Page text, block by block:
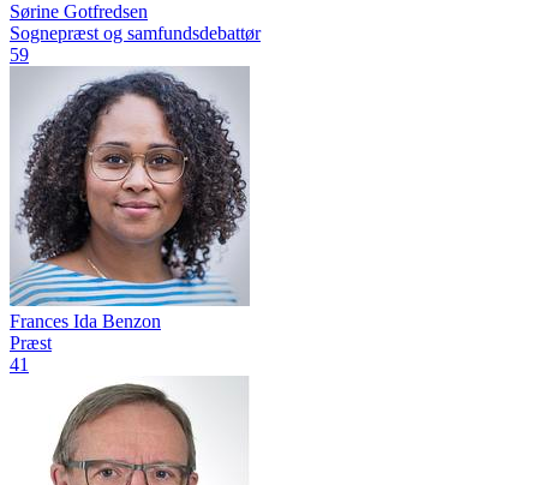
Sørine Gotfredsen
Sognepræst og samfundsdebattør
59
Frances Ida Benzon
Præst
41